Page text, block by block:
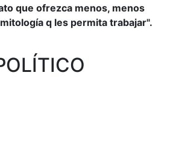
que ofrezca menos, menos
q les permita trabajar".